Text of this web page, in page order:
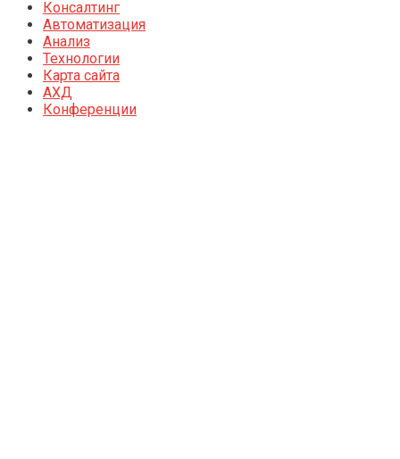
Консалтинг
Автоматизация
Анализ
Технологии
Карта сайта
АХД
Конференции